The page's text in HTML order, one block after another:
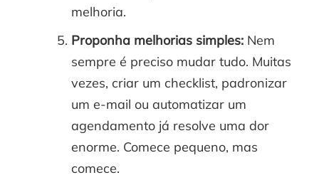
melhoria.
Proponha melhorias simples: Nem
sempre é preciso mudar tudo. Muitas
vezes, criar um checklist, padronizar
um e-mail ou automatizar um
agendamento já resolve uma dor
enorme. Comece pequeno, mas
comece.